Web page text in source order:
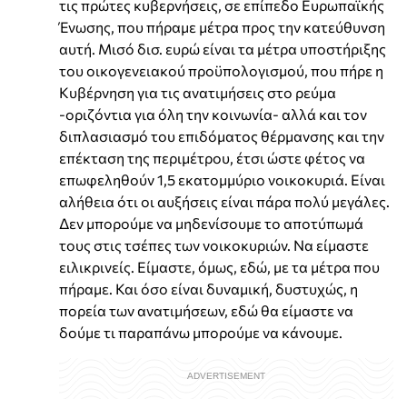
τις πρώτες κυβερνήσεις, σε επίπεδο Ευρωπαϊκής
Ένωσης, που πήραμε μέτρα προς την κατεύθυνση
αυτή. Μισό δισ. ευρώ είναι τα μέτρα υποστήριξης
του οικογενειακού προϋπολογισμού, που πήρε η
Κυβέρνηση για τις ανατιμήσεις στο ρεύμα
-οριζόντια για όλη την κοινωνία- αλλά και τον
διπλασιασμό του επιδόματος θέρμανσης και την
επέκταση της περιμέτρου, έτσι ώστε φέτος να
επωφεληθούν 1,5 εκατομμύριο νοικοκυριά. Είναι
αλήθεια ότι οι αυξήσεις είναι πάρα πολύ μεγάλες.
Δεν μπορούμε να μηδενίσουμε το αποτύπωμά
τους στις τσέπες των νοικοκυριών. Να είμαστε
ειλικρινείς. Είμαστε, όμως, εδώ, με τα μέτρα που
πήραμε. Και όσο είναι δυναμική, δυστυχώς, η
πορεία των ανατιμήσεων, εδώ θα είμαστε να
δούμε τι παραπάνω μπορούμε να κάνουμε.